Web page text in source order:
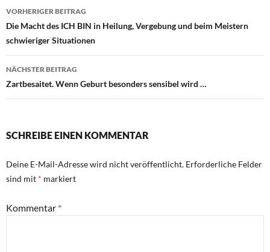
Beitragsnavigation
VORHERIGER BEITRAG
Die Macht des ICH BIN in Heilung, Vergebung und beim Meistern
schwieriger Situationen
NÄCHSTER BEITRAG
Zartbesaitet. Wenn Geburt besonders sensibel wird …
SCHREIBE EINEN KOMMENTAR
Deine E-Mail-Adresse wird nicht veröffentlicht. Erforderliche Felder
sind mit * markiert
Kommentar *